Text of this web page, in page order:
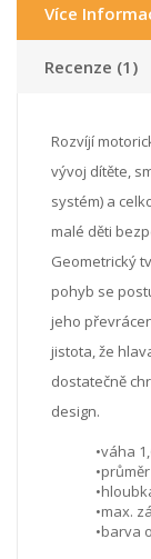
Více
Recenze (1)
Rozvíjí
vývoj dítěte,
systém) a
malé děti
Geometrický
pohyb se
jeho
jistota, že
dostatečně
design.
•váha
•max.
•barva